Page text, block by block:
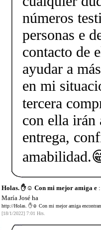
números
personas e
contacto de
ayudar a
en mi
tercera
con ella irán
entrega,
Holas. ✋☺️ Con mi mejor amiga e
María José ha
http://Holas. ✋☺️ Con mi mejor amiga
[18/1/2022] 7:01 Hrs.